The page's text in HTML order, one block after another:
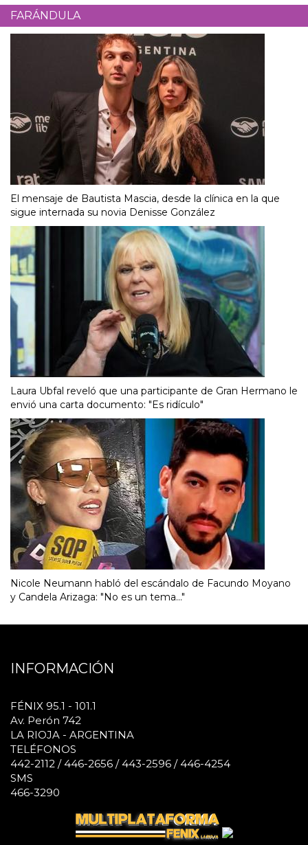
FARÁNDULA
El mensaje de Bautista Mascia, desde la clínica en la que
sigue internada su novia Denisse González
Laura Ubfal reveló que una participante de Gran Hermano le
envió una carta documento: "Es ridículo"
Nicole Neumann habló del escándalo de Facundo Moyano
y Candela Arizaga: "No es un tema..."
INFORMACIÓN
FÉNIX 95.1 - 101.1
Av. Perón 742
LA RIOJA - ARGENTINA
TELÉFONOS
442-2112 / 446-2656 / 443-2596 / 446-4254
SMS
466-3290